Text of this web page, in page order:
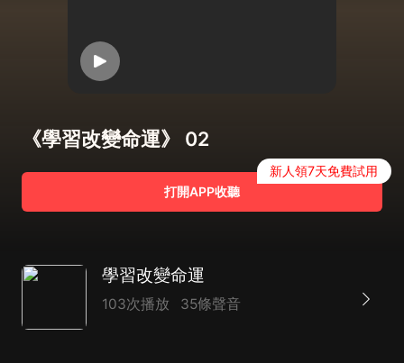
《學習改變命運》 02
打開APP收聽
新人領7天免費試用
學習改變命運
103次播放 35條聲音